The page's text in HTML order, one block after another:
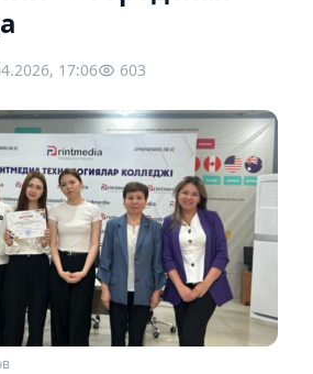
17:06 603